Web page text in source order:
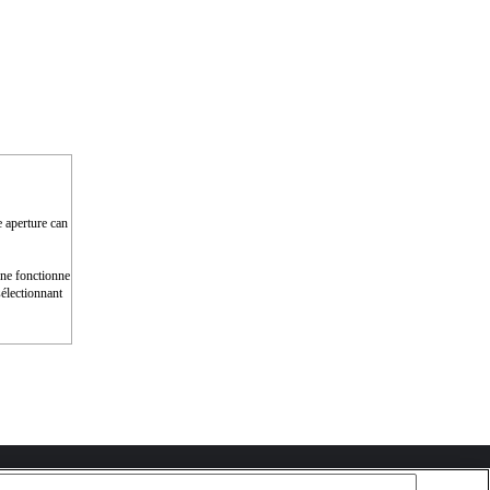
can
fonctionne
Copyright 2026 Sony Corporation